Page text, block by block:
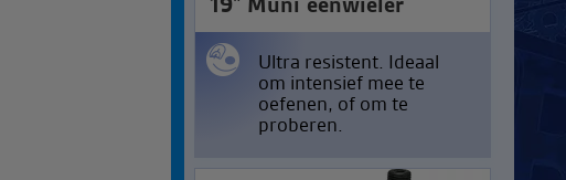
Ultra resistent. Ideaal
om intensief mee te
oefenen, of om te
proberen.